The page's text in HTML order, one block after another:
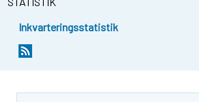
Inkvarteringsstatistik